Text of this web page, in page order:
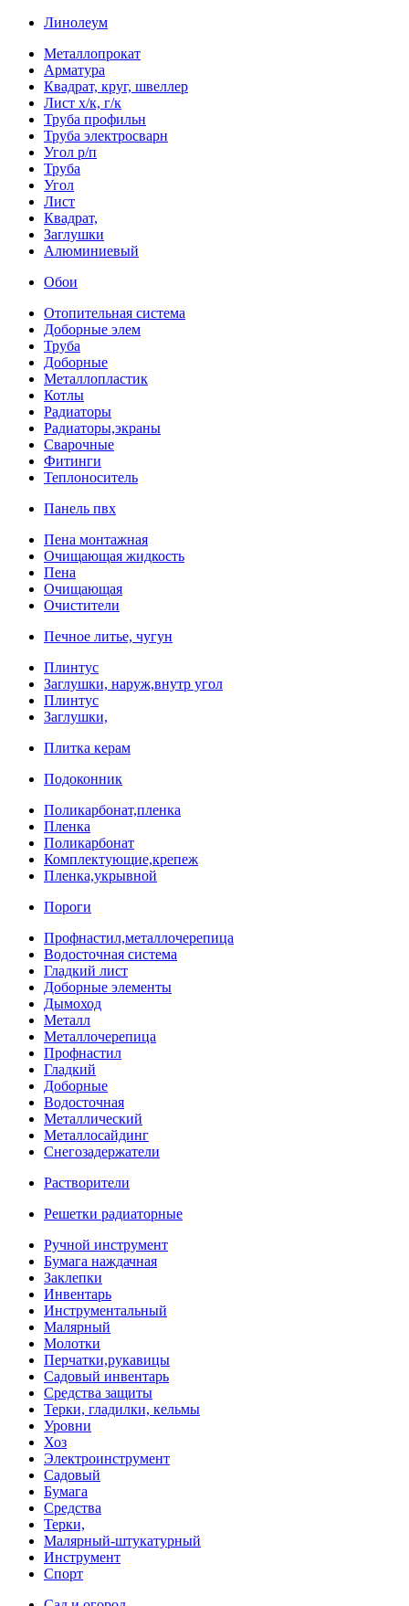
Линолеум
Металлопрокат
Арматура
Квадрат, круг, швеллер
Лист х/к, г/к
Труба профильн
Труба электросварн
Угол р/п
Труба
Угол
Лист
Квадрат,
Заглушки
Алюминиевый
Обои
Отопительная система
Доборные элем
Труба
Доборные
Металлопластик
Котлы
Радиаторы
Радиаторы,экраны
Сварочные
Фитинги
Теплоноситель
Панель пвх
Пена монтажная
Очищающая жидкость
Пена
Очищающая
Очистители
Печное литье, чугун
Плинтус
Заглушки, наруж,внутр угол
Плинтус
Заглушки,
Плитка керам
Подоконник
Поликарбонат,пленка
Пленка
Поликарбонат
Комплектующие,крепеж
Пленка,укрывной
Пороги
Профнастил,металлочерепица
Водосточная система
Гладкий лист
Доборные элементы
Дымоход
Металл
Металлочерепица
Профнастил
Гладкий
Доборные
Водосточная
Металлический
Металлосайдинг
Снегозадержатели
Растворители
Решетки радиаторные
Ручной инструмент
Бумага наждачная
Заклепки
Инвентарь
Инструментальный
Малярный
Молотки
Перчатки,рукавицы
Садовый инвентарь
Средства защиты
Терки, гладилки, кельмы
Уровни
Хоз
Электроинструмент
Садовый
Бумага
Средства
Терки,
Малярный-штукатурный
Инструмент
Спорт